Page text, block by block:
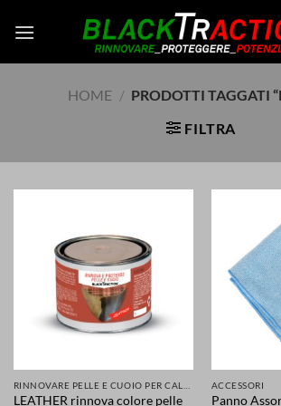
HOME / PRODOTTI TAGGATI
FILTRA
LEATHER rinnova colore pelle
ACCESSORI
Panno